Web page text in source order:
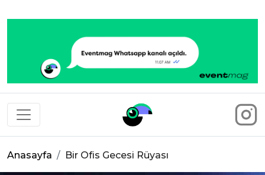
Eventmag
Anasayfa Bir Ofis Gecesi Rüyası